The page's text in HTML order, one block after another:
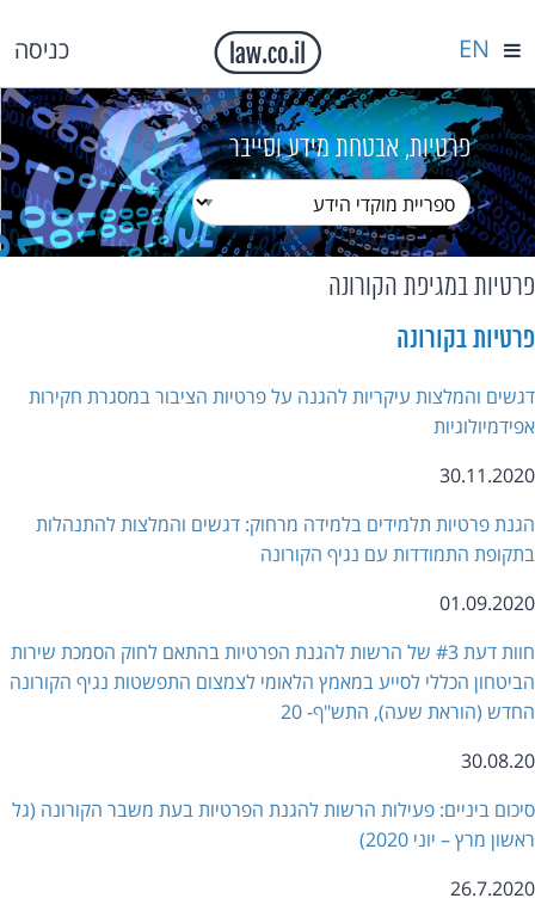
כניסה EN
פרטיות, אבטחת מידע וסייבר
במגיפת הקורונה
בקורונה
והמלצות עיקריות להגנה על פרטיות הציבור במסגרת חקירות
פרטיות תלמידים בלמידה מרחוק: דגשים והמלצות להתנהלות
התמודדות עם נגיף הקורונה
חוות דעת #3 של הרשות להגנת הפרטיות בהתאם לחוק הסמכת שירות
הכללי לסייע במאמץ הלאומי לצמצום התפשטות נגיף הקורונה
(הוראת שעה), התש"ף- 20
ביניים: פעילות הרשות להגנת הפרטיות בעת משבר הקורונה (גל
מרץ – יוני 2020)